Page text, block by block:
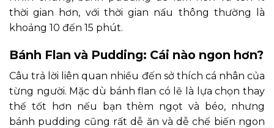
thời gian hơn, với thời gian nấu thông thường là
khoảng 10 đến 15 phút.
Bánh Flan và Pudding: Cái nào ngon hơn?
Câu trả lời liên quan nhiều đến sở thích cá nhân của
từng người. Mặc dù bánh flan có lẽ là lựa chọn thay
thế tốt hơn nếu bạn thèm ngọt và béo, nhưng
bánh pudding cũng rất dễ ăn và dễ chế biến ngon